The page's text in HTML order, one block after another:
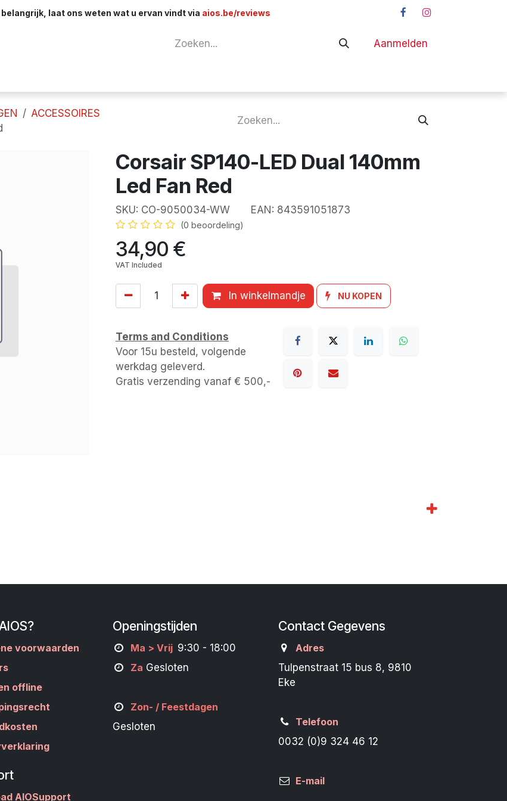
belangrijk, laat ons weten wat u ervan vindt via aios.be/reviews
Aanmelden
ACCESSOIRES
Corsair SP140-LED Dual 140mm
Led Fan Red
SKU: CO-9050034-WW EAN: 843591051873
(0 beoordeling)
34,90 €
VAT Included
In winkelmandje NU KOPEN
Terms and Conditions
Voor 15u besteld, volgende
werkdag geleverd.
Gratis verzending vanaf € 500,-
voorwaarden
offline
Openingstijden
Ma > Vrij 9:30 - 18:00
Za Gesloten
Zon- / Feestdagen
Gesloten
Contact Gegevens
Adres
Tulpenstraat 15 bus 8, 9810
Eke
Telefoon
0032 (0)9 324 46 12
E-mail
AIOSupport